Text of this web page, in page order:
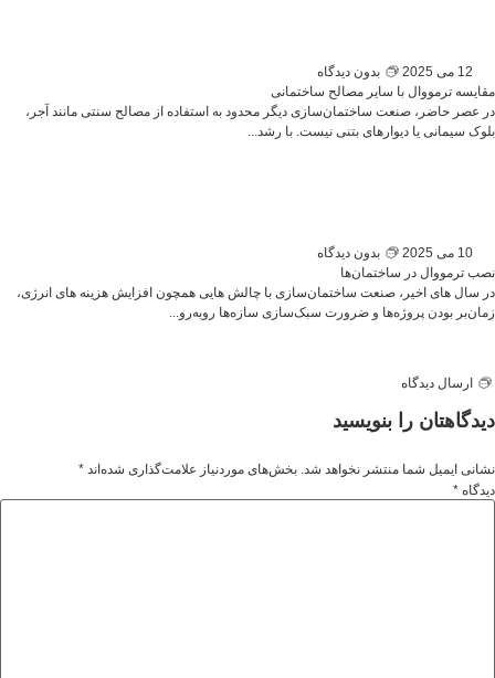
12 می 2025
بدون دیدگاه
مقایسه ترمووال با سایر مصالح ساختمانی
در عصر حاضر، صنعت ساختمان‌سازی دیگر محدود به استفاده از مصالح سنتی مانند آجر،
بلوک سیمانی یا دیوارهای بتنی نیست. با رشد...
10 می 2025
بدون دیدگاه
نصب ترمووال در ساختمان‌ها
در سال ‌های اخیر، صنعت ساختمان‌سازی با چالش‌ هایی همچون افزایش هزینه‌ های انرژی،
زمان‌بر بودن پروژه‌ها و ضرورت سبک‌سازی سازه‌ها روبه‌رو...
ارسال دیدگاه
دیدگاهتان را بنویسید
نشانی ایمیل شما منتشر نخواهد شد. بخش‌های موردنیاز علامت‌گذاری شده‌اند *
دیدگاه *